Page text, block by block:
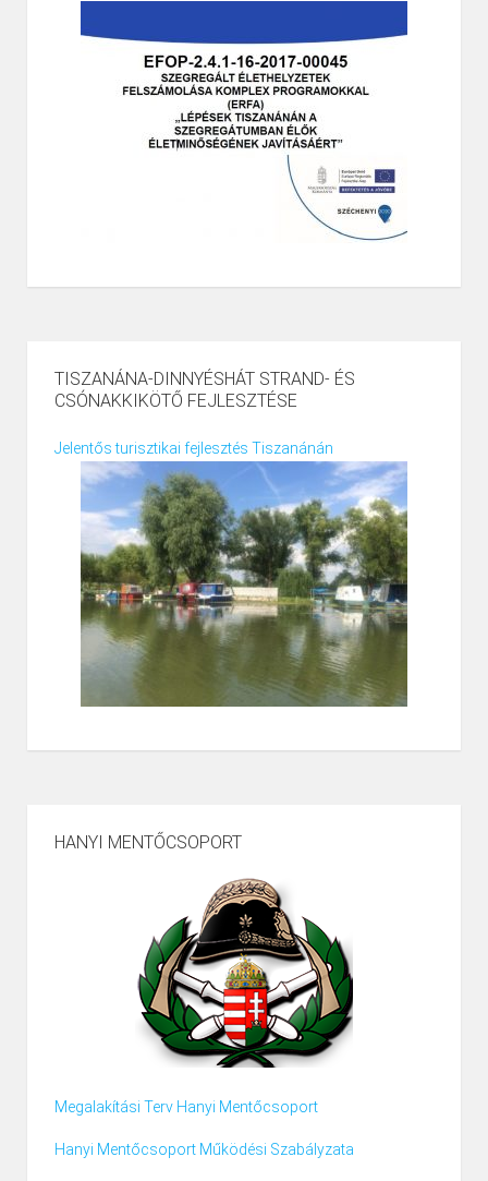
TISZANÁNA-DINNYÉSHÁT STRAND- ÉS
CSÓNAKKIKÖTŐ FEJLESZTÉSE
Jelentős turisztikai fejlesztés Tiszanánán
HANYI MENTŐCSOPORT
Megalakítási Terv Hanyi Mentőcsoport
Hanyi Mentőcsoport Működési Szabályzata